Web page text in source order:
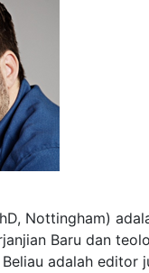
Nottingham)
Baru dan
adalah editor